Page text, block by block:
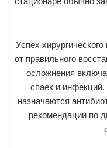
Успех
от правильного
осложнения
спаек и
назначаются
рекомендации по